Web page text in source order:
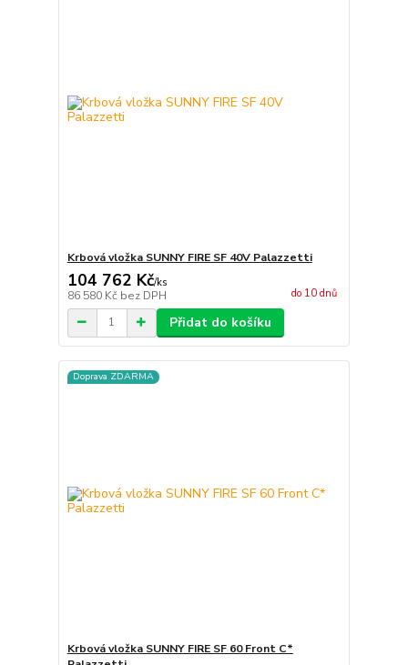
Krbová vložka SUNNY FIRE SF 40V Palazzetti
104 762 Kč/ks
86 580 Kč bez DPH do 10 dnů
Přidat do košíku
Doprava ZDARMA
Krbová vložka SUNNY FIRE SF 60 Front C*